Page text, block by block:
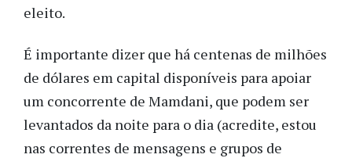
eleito.
É importante dizer que há centenas de milhões
de dólares em capital disponíveis para apoiar
um concorrente de Mamdani, que podem ser
levantados da noite para o dia (acredite, estou
nas correntes de mensagens e grupos de